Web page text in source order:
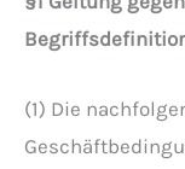
(1) Die